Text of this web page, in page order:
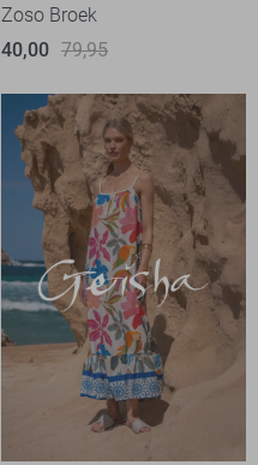
Zoso Broek
40,00 79,95